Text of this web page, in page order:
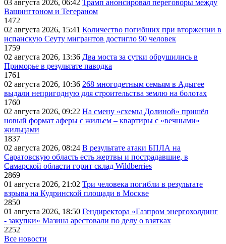
03 августа 2026, 06:42 Трамп анонсировал переговоры между
Вашингтоном и Тегераном
1472
02 августа 2026, 15:41 Количество погибших при вторжении в
испанскую Сеуту мигрантов достигло 90 человек
1759
02 августа 2026, 13:36 Два моста за сутки обрушились в
Приморье в результате паводка
1761
02 августа 2026, 10:36 268 многодетным семьям в Адыгее
выдали непригодную для строительства землю на болотах
1760
02 августа 2026, 09:22 На смену «схемы Долиной» пришёл
новый формат аферы с жильем – квартиры с «вечными»
жильцами
1837
02 августа 2026, 08:24 В результате атаки БПЛА на
Саратовскую область есть жертвы и пострадавшие, в
Самарской области горит склад Wildberries
2869
01 августа 2026, 21:02 Три человека погибли в результате
взрыва на Кудринской площади в Москве
2850
01 августа 2026, 18:50 Гендиректора «Газпром энергохолдинг
- закупки» Мазина арестовали по делу о взятках
2252
Все новости